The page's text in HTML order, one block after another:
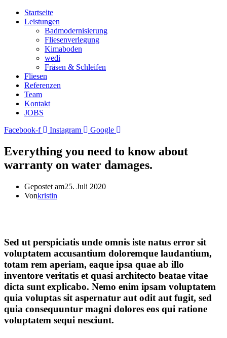
Startseite
Leistungen
Badmodernisierung
Fliesenverlegung
Kimaboden
wedi
Fräsen & Schleifen
Fliesen
Referenzen
Team
Kontakt
JOBS
Facebook-f
Instagram Google
Everything you need to know about
warranty on water damages.
Gepostet am25. Juli 2020
Vonkristin
Sed ut perspiciatis unde omnis iste natus error sit
voluptatem accusantium doloremque laudantium,
totam rem aperiam, eaque ipsa quae ab illo
inventore veritatis et quasi architecto beatae vitae
dicta sunt explicabo. Nemo enim ipsam voluptatem
quia voluptas sit aspernatur aut odit aut fugit, sed
quia consequuntur magni dolores eos qui ratione
voluptatem sequi nesciunt.